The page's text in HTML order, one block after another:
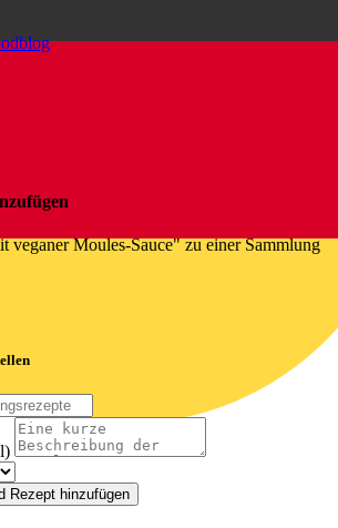
veganer Moules-Sauce" zu einer Sammlung
Rezept hinzufügen